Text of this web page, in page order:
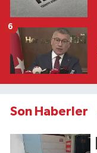
6
Son Haberler